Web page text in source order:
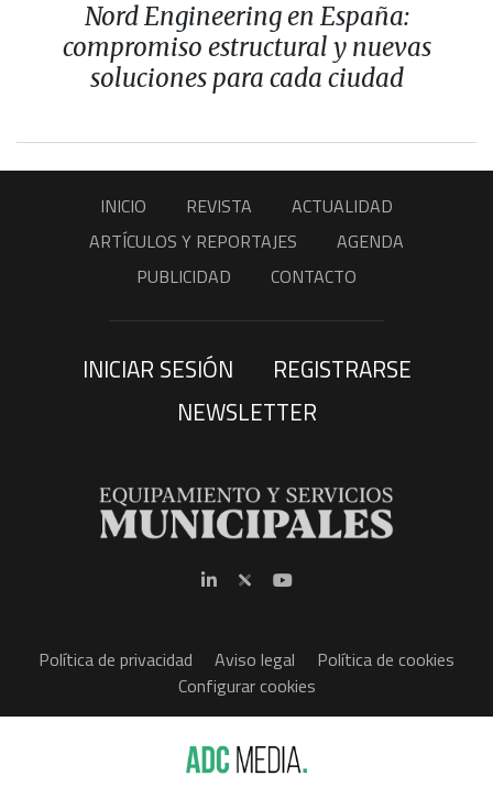
Nord Engineering en España:
compromiso estructural y nuevas
soluciones para cada ciudad
INICIO REVISTA
ACTUALIDAD
ARTÍCULOS Y REPORTAJES
AGENDA
PUBLICIDAD
CONTACTO
INICIAR SESIÓN
REGISTRARSE
NEWSLETTER
Política de privacidad Aviso legal
Política de cookies
Configurar cookies